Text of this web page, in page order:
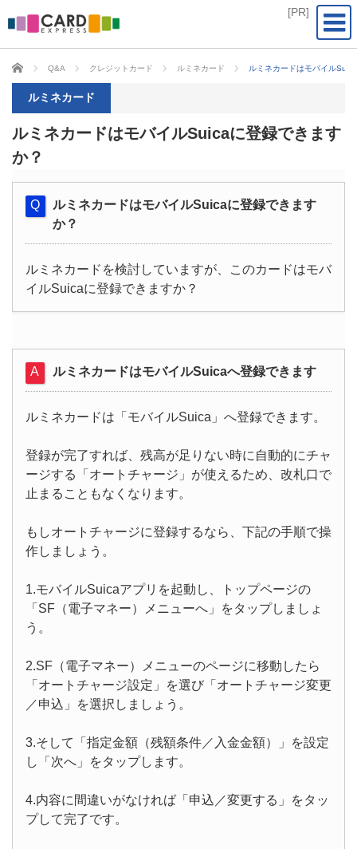
CARD EXPRESS
Q&A クレジットカード ルミネカード ルミネカードはモバイル
ルミネカード
ルミネカードはモバイルSuicaに登録できます
か？
ルミネカードはモバイルSuicaに登録できます
か？
ルミネカードを検討していますが、このカードはモバ
イルSuicaに登録できますか？
ルミネカードはモバイルSuicaへ登録できます
ルミネカードは「モバイルSuica」へ登録できます。
登録が完了すれば、残高が足りない時に自動的にチャ
ージする「オートチャージ」が使えるため、改札口で
止まることもなくなります。
もしオートチャージに登録するなら、下記の手順で操
作しましょう。
1.モバイルSuicaアプリを起動し、トップページの
「SF（電子マネー）メニューへ」をタップしましょ
う。
2.SF（電子マネー）メニューのページに移動したら
「オートチャージ設定」を選び「オートチャージ変更
／申込」を選択しましょう。
3.そして「指定金額（残額条件／入金金額）」を設定
し「次へ」をタップします。
4.内容に間違いがなければ「申込／変更する」をタッ
プして完了です。